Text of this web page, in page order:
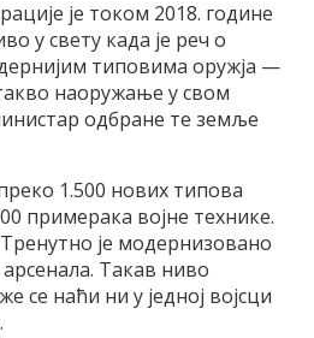
је током 2018. године
у свету када је реч о
типовима оружја —
наоружање у свом
одбране те земље
1.500 нових типова
примерака војне технике.
је модернизовано
Такав ниво
се наћи ни у једној војсци